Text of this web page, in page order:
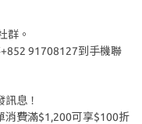
群。
91708127到手機聯
息！
消費滿$1,200可享$100折